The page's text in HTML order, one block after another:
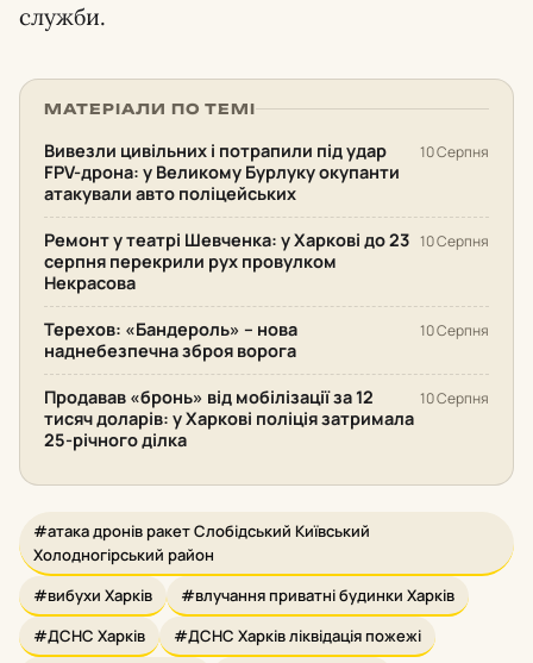
служби.
МАТЕРІАЛИ ПО ТЕМІ
Вивезли цивільних і потрапили під удар
FPV-дрона: у Великому Бурлуку окупанти
атакували авто поліцейських
10 Серпня
Ремонт у театрі Шевченка: у Харкові до 23
серпня перекрили рух провулком
Некрасова
10 Серпня
Терехов: «Бандероль» – нова
наднебезпечна зброя ворога
10 Серпня
Продавав «бронь» від мобілізації за 12
тисяч доларів: у Харкові поліція затримала
25-річного ділка
10 Серпня
#атака дронів ракет Слобідський Київський
Холодногірський район
#вибухи Харків
#влучання приватні будинки Харків
#ДСНС Харків
#ДСНС Харків ліквідація пожежі